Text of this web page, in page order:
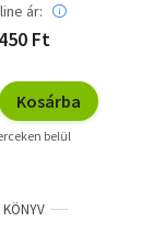
ár:
450 Ft
Kosárba
belül
KÖNYV